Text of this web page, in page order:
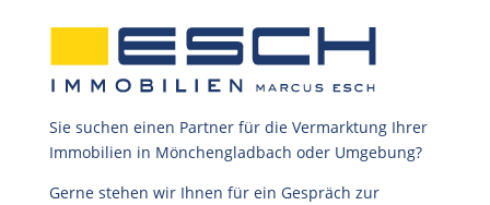
Sie suchen einen Partner für die Vermarktung Ihrer
Immobilien in Mönchengladbach oder Umgebung?
Gerne stehen wir Ihnen für ein Gespräch zur